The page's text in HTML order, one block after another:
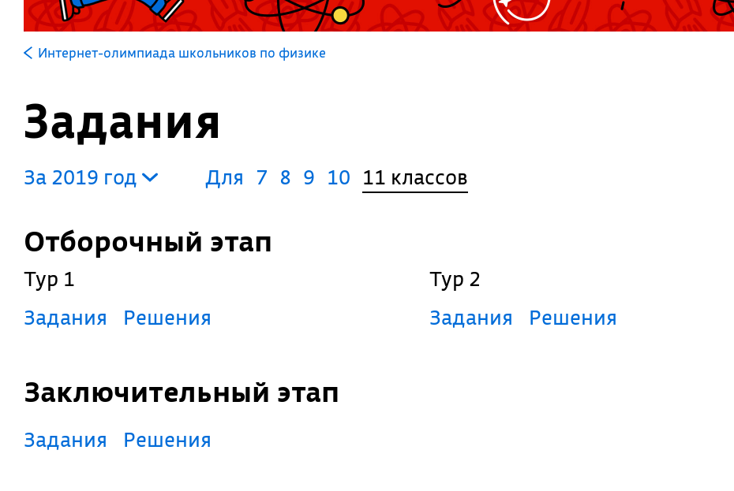
Интернет-олимпиада школьников по физике
Задания
За 2019 год Для 7 8 9 10 11 классов
Отборочный этап
Тур 1
Задания
Решения
Тур 2
Задания
Решения
Заключительный этап
Задания Решения